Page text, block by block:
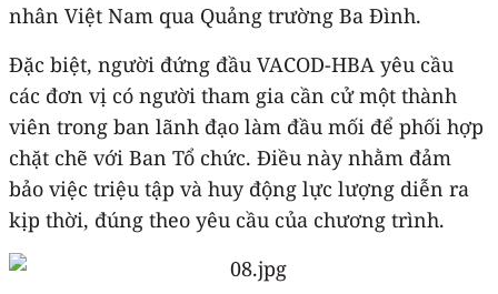
nhân Việt Nam qua Quảng trường Ba Đình.
Đặc biệt, người đứng đầu VACOD-HBA yêu cầu
các đơn vị có người tham gia cần cử một thành
viên trong ban lãnh đạo làm đầu mối để phối hợp
chặt chẽ với Ban Tổ chức. Điều này nhằm đảm
bảo việc triệu tập và huy động lực lượng diễn ra
kịp thời, đúng theo yêu cầu của chương trình.